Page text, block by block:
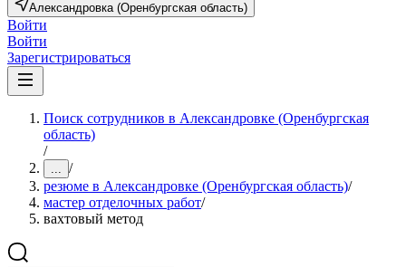
Александровка (Оренбургская область)
Войти
Войти
Зарегистрироваться
Поиск сотрудников в Александровке (Оренбургская
область)
/
... /
резюме в Александровке (Оренбургская область)/
мастер отделочных работ/
вахтовый метод